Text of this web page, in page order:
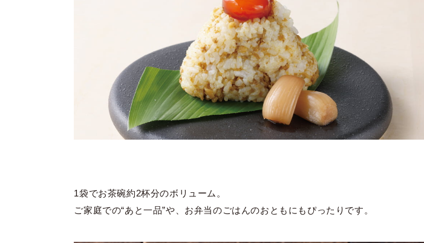
1袋でお茶碗約2杯分のボリューム。
ご家庭での“あと一品”や、お弁当のごはんのおともにもぴったりです。